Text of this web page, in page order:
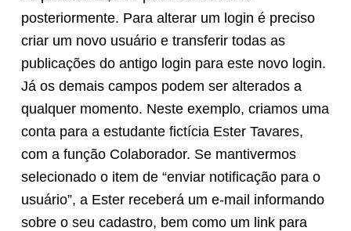
posteriormente. Para alterar um login é preciso
criar um novo usuário e transferir todas as
publicações do antigo login para este novo login.
Já os demais campos podem ser alterados a
qualquer momento. Neste exemplo, criamos uma
conta para a estudante fictícia Ester Tavares,
com a função Colaborador. Se mantivermos
selecionado o item de “enviar notificação para o
usuário”, a Ester receberá um e-mail informando
sobre o seu cadastro, bem como um link para